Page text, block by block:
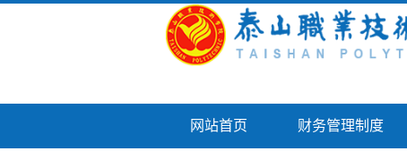
网站首页 财务管理制度